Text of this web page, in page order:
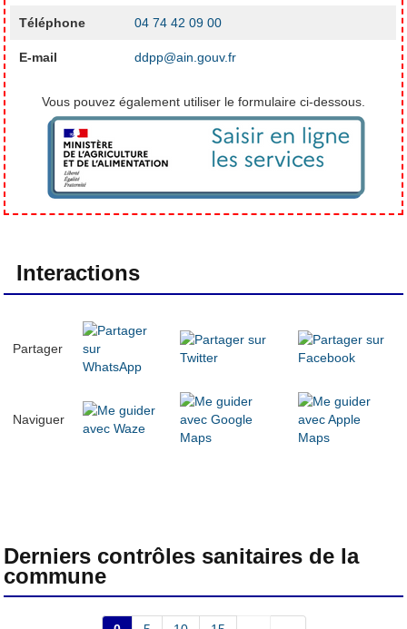
Téléphone 04 74 42 09 00
E-mail ddpp@ain.gouv.fr
Vous pouvez également utiliser le formulaire ci-dessous.
Interactions
Partager
Naviguer
Derniers contrôles sanitaires de la
commune